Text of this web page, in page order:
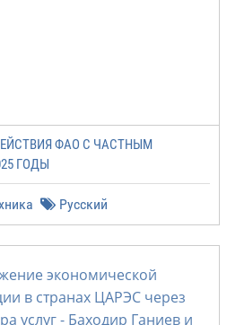
ФАО С ЧАСТНЫМ
ГОДЫ
Русский